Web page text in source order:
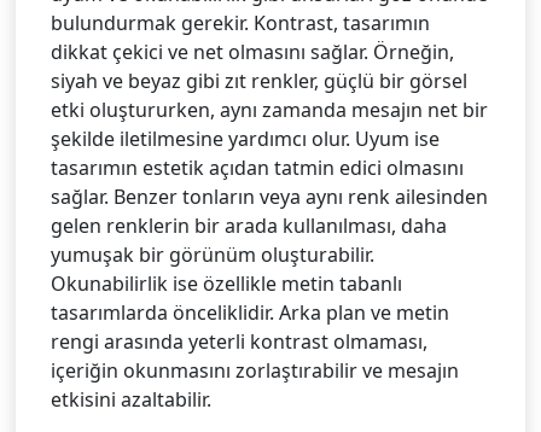
bulundurmak gerekir. Kontrast, tasarımın
dikkat çekici ve net olmasını sağlar. Örneğin,
siyah ve beyaz gibi zıt renkler, güçlü bir görsel
etki oluştururken, aynı zamanda mesajın net bir
şekilde iletilmesine yardımcı olur. Uyum ise
tasarımın estetik açıdan tatmin edici olmasını
sağlar. Benzer tonların veya aynı renk ailesinden
gelen renklerin bir arada kullanılması, daha
yumuşak bir görünüm oluşturabilir.
Okunabilirlik ise özellikle metin tabanlı
tasarımlarda önceliklidir. Arka plan ve metin
rengi arasında yeterli kontrast olmaması,
içeriğin okunmasını zorlaştırabilir ve mesajın
etkisini azaltabilir.